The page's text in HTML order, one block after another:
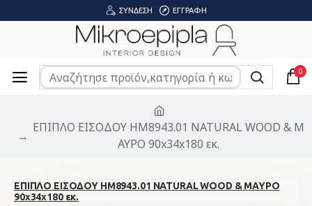
ΣΎΝΔΕΣΗ ΕΓΓΡΑΦΉ
0
ΕΠΙΠΛΟ ΕΙΣΟΔΟΥ HM8943.01 NATURAL WOOD & Μ
ΑΥΡΟ 90x34x180 εκ.
ΕΠΙΠΛΟ ΕΙΣΟΔΟΥ HM8943.01 NATURAL WOOD & ΜΑΥΡΟ
90x34x180 εκ.